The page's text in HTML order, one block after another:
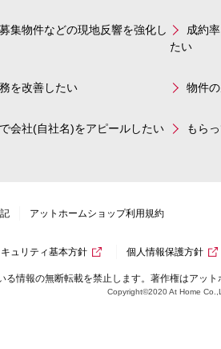
集物件などの現地反響を強化し
成約
たい
を改善したい 物件
会社(自社名)をアピールしたい もら
アットホームショップ利用規約
ュリティ基本方針 個人情報保護方針
る情報の無断転載を禁止します。著作権はアッ
Copyright©2020 At Home